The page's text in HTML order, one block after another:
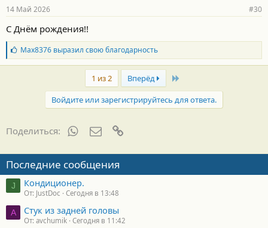
н
с
т
и
:
14 Май 2026 #30
С Днём рождения!!
Б
л
а
о
т
и
:
Max8376выразил свою благодарность
1 из 2 Вперёд Last
Войдите или зарегистрируйтесь для ответа.
Поделиться: WhatsAppЭлектронная почта
Последние сообщения
J Кондиционер.
От: JustDoc Сегодня в 13:48
A Стук из задней головы
От: avchumik Сегодня в 11:42